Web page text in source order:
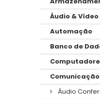
Áudio & Vídeo
Automação
Banco de
Áudio